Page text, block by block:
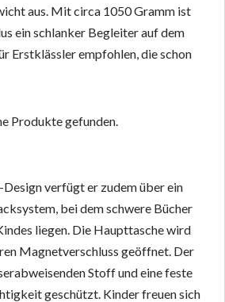
aus. Mit circa 1050 Gramm ist
ein schlanker Begleiter auf dem
Erstklässler empfohlen, die schon
Produkte gefunden.
verfügt er zudem über ein
bei dem schwere Bücher
liegen. Die Haupttasche wird
Magnetverschluss geöffnet. Der
Stoff und eine feste
geschützt. Kinder freuen sich